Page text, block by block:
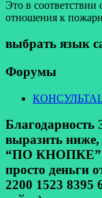
Это в
отношения к
выбрать язык
Форумы
выразить ниже,
“ПО КНОПКЕ”.
просто деньги
2200 1523 8395